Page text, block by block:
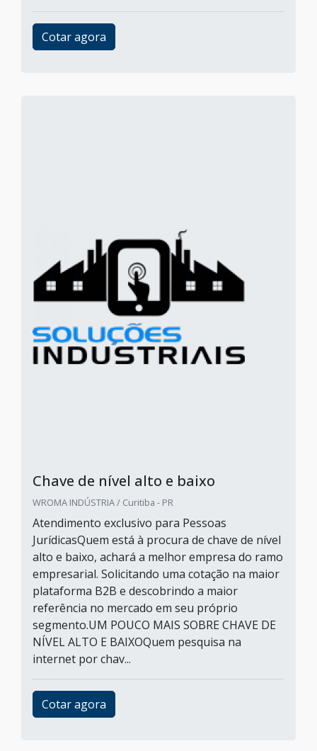
Cotar agora
Chave de nível alto e baixo
WROMA INDÚSTRIA / Curitiba - PR
Atendimento exclusivo para Pessoas
JurídicasQuem está à procura de chave de nível
alto e baixo, achará a melhor empresa do ramo
empresarial. Solicitando uma cotação na maior
plataforma B2B e descobrindo a maior
referência no mercado em seu próprio
segmento.UM POUCO MAIS SOBRE CHAVE DE
NÍVEL ALTO E BAIXOQuem pesquisa na
internet por chav...
Cotar agora